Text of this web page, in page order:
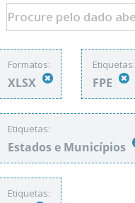
Formatos:
XLSX
Etiquetas:
FPE
Etiquetas:
Estados e Municípios
Etiquetas: